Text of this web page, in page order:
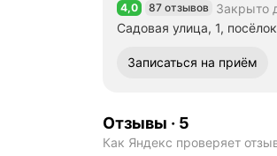
Рейтинг 4,0 из 5
4,0 87 отзывов Закрыто
Садовая улица, 1,
Записаться на приём
Номер телефона: 78615779036
Отзывы · 5
Как Яндекс проверяет